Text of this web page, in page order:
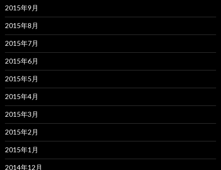
2015年9月
2015年8月
2015年7月
2015年6月
2015年5月
2015年4月
2015年3月
2015年2月
2015年1月
2014年12月